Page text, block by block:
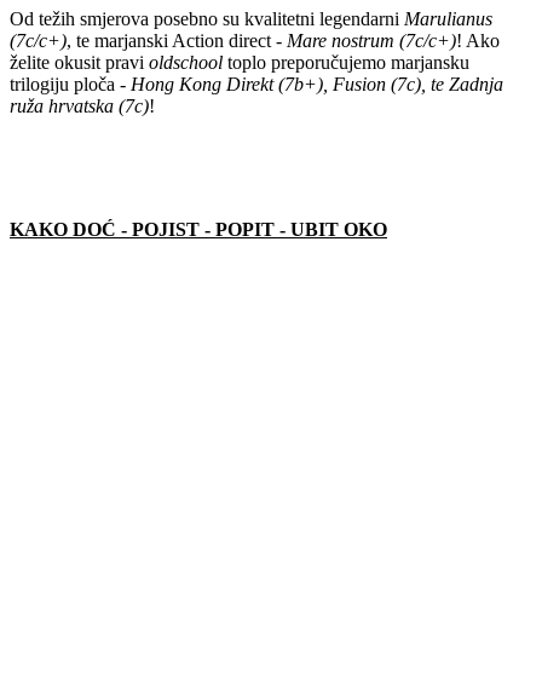
Od težih smjerova posebno su kvalitetni legendarni Marulianus
(7c/c+), te marjanski Action direct - Mare nostrum (7c/c+)! Ako
želite okusit pravi oldschool toplo preporučujemo marjansku
trilogiju ploča - Hong Kong Direkt (7b+), Fusion (7c), te Zadnja
ruža hrvatska (7c)!
KAKO DOĆ - POJIST - POPIT - UBIT OKO